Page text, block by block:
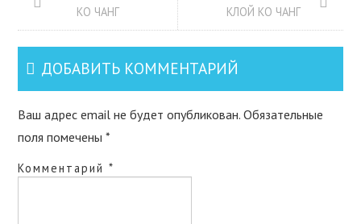
КО ЧАНГ
КЛОЙ КО ЧАНГ
ДОБАВИТЬ КОММЕНТАРИЙ
Ваш адрес email не будет опубликован. Обязательные
поля помечены*
Комментарий*